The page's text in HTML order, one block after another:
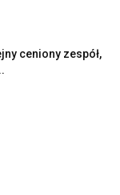
ceniony zespół,